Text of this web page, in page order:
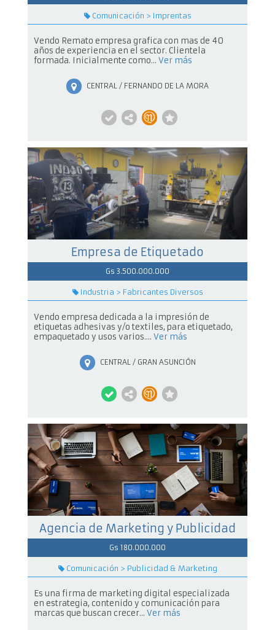
Comunicación > Imprentas
Vendo Remato empresa grafica con mas de 40
años de experiencia en el sector. Clientela
formada. Inicialmente como... Ver más
CENTRAL / FERNANDO DE LA MORA
Empresa de Etiquetado
Gs 3.500.000.000
Industria > Fabricantes Diversos
Vendo empresa dedicada a la impresión de
etiquetas adhesivas y/o textiles, para etiquetado,
empaquetado y usos varios.... Ver más
CENTRAL / GRAN ASUNCIÓN
Agencia de Marketing y Publicidad
Gs 180.000.000
Comunicación > Publicidad & Marketing
Es una firma de marketing digital especializada
en estrategia, contenido y comunicación para
marcas que buscan crecer... Ver más